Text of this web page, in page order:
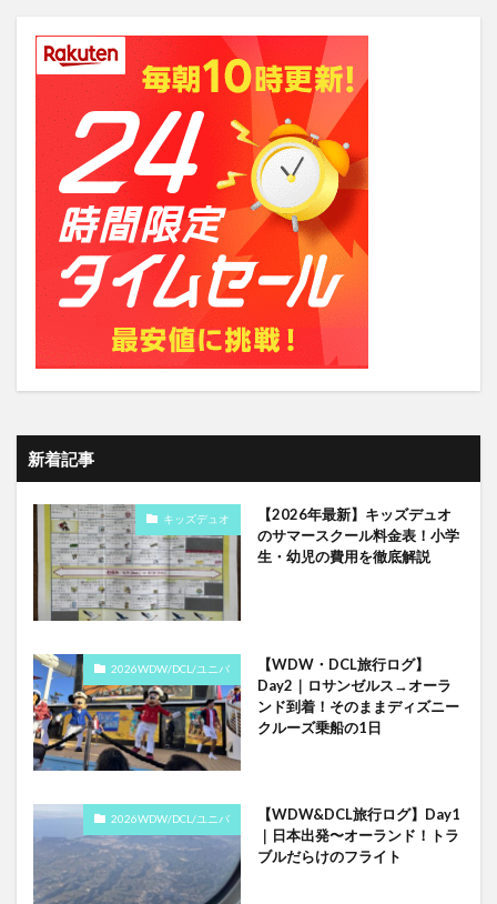
新着記事
キッズデュオ
【2026年最新】キッズデュオ
のサマースクール料金表！小学
生・幼児の費用を徹底解説
2026WDW/DCL/ユニバ
【WDW・DCL旅行ログ】
Day2｜ロサンゼルス→オーラ
ンド到着！そのままディズニー
クルーズ乗船の1日
2026WDW/DCL/ユニバ
【WDW&DCL旅行ログ】Day1
｜日本出発〜オーランド！トラ
ブルだらけのフライト